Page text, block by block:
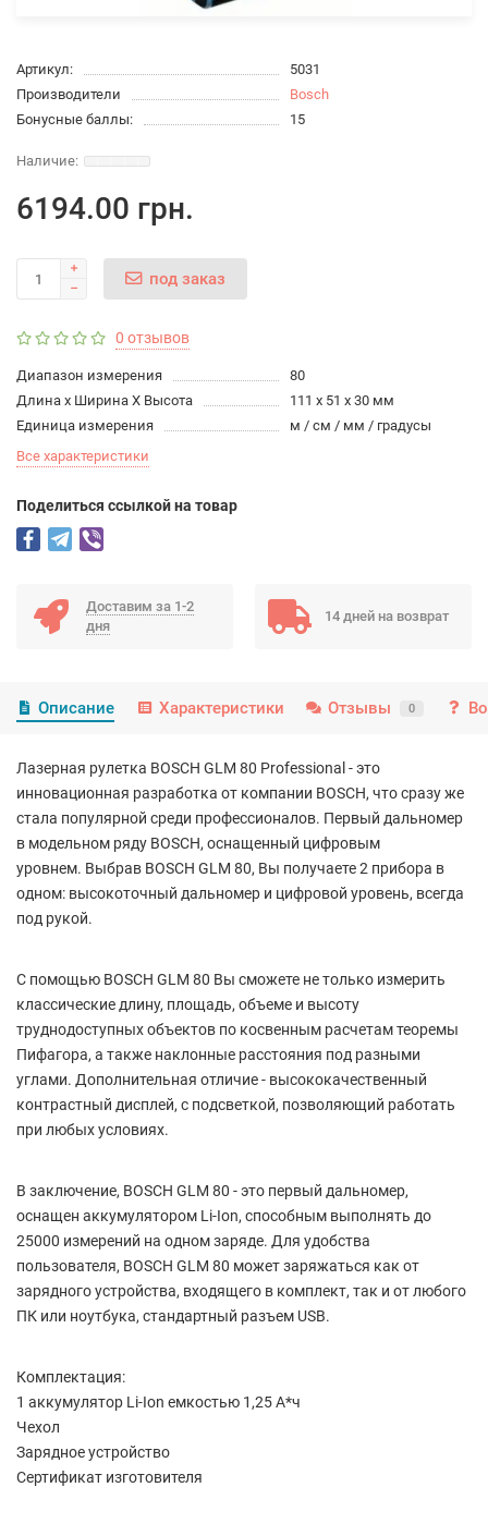
Артикул:
5031
Производители
Bosch
Бонусные баллы:
15
6194.00 грн.
под заказ
0 отзывов
Диапазон измерения
80
Длина х Ширина Х Высота
111 х 51 х 30 мм
Единица измерения
м / см / мм / градусы
Все характеристики
Поделиться ссылкой на товар
Доставим за 1-2
дня
14 дней на возврат
Описание Характеристики Отзывы 0
Лазерная рулетка BOSCH GLM 80 Professional - это
инновационная разработка от компании BOSCH, что сразу же
стала популярной среди профессионалов. Первый дальномер
в модельном ряду BOSCH, оснащенный цифровым
уровнем. Выбрав BOSCH GLM 80, Вы получаете 2 прибора в
одном: высокоточный дальномер и цифровой уровень, всегда
под рукой.
С помощью BOSCH GLM 80 Вы сможете не только измерить
классические длину, площадь, объеме и высоту
труднодоступных объектов по косвенным расчетам теоремы
Пифагора, а также наклонные расстояния под разными
углами. Дополнительная отличие - высококачественный
контрастный дисплей, с подсветкой, позволяющий работать
при любых условиях.
В заключение, BOSCH GLM 80 - это первый дальномер,
оснащен аккумулятором Li-Ion, способным выполнять до
25000 измерений на одном заряде. Для удобства
пользователя, BOSCH GLM 80 может заряжаться как от
зарядного устройства, входящего в комплект, так и от любого
ПК или ноутбука, стандартный разъем USB.
Комплектация:
1 аккумулятор Li-Ion емкостью 1,25 А*ч
Чехол
Зарядное устройство
Сертификат изготовителя